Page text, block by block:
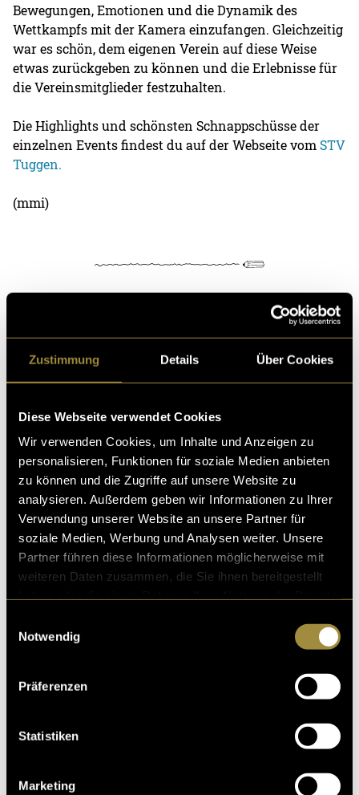
Zustimmung Details Über Cookies
Diese Webseite verwendet Cookies
Wir verwenden Cookies, um Inhalte und Anzeigen zu
personalisieren, Funktionen für soziale Medien anbieten
zu können und die Zugriffe auf unsere Website zu
analysieren. Außerdem geben wir Informationen zu Ihrer
Verwendung unserer Website an unsere Partner für
soziale Medien, Werbung und Analysen weiter. Unsere
Partner führen diese Informationen möglicherweise mit
weiteren Daten zusammen, die Sie ihnen bereitgestellt
Notwendig
Präferenzen
Statistiken
Marketing
Bewegungen, Emotionen und die Dynamik des
Wettkampfs mit der Kamera einzufangen. Gleichzeitig
war es schön, dem eigenen Verein auf diese Weise
etwas zurückgeben zu können und die Erlebnisse für
die Vereinsmitglieder festzuhalten.
Die Highlights und schönsten Schnappschüsse der
einzelnen Events findest du auf der Webseite vom STV
Tuggen.
(mmi)
Ähnliche Artikel